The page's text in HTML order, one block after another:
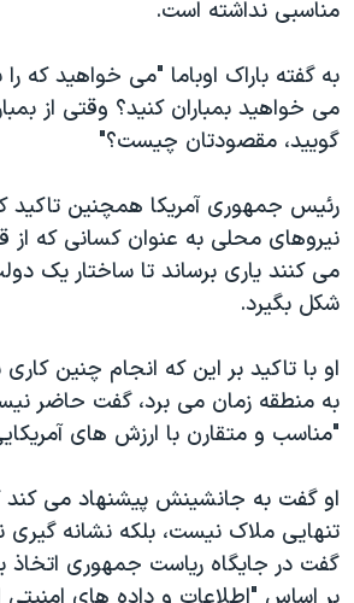
مناسبی نداشته است.
به گفته باراک اوباما "می خواهید که را
می خواهید بمباران کنید؟ وقتی از
گویید، مقصودتان چیست؟"
رئیس جمهوری آمریکا همچنین تاکید
نیروهای محلی به عنوان کسانی که
می کنند یاری برساند تا ساختار یک
شکل بگیرد.
او با تاکید بر این که انجام چنین
به منطقه زمان می برد، گفت حاضر
"مناسب و متقارن با ارزش های
او گفت به جانشینش پیشنهاد می
تنهایی ملاک نیست، بلکه نشانه
گفت در جایگاه ریاست جمهوری اتخاذ